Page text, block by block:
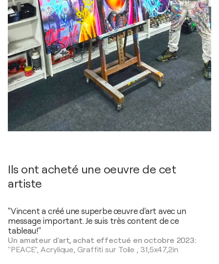
Ils ont acheté une oeuvre de cet
artiste
"Vincent a créé une superbe œuvre d'art avec un
message important. Je suis très content de ce
tableau!"
Un amateur d'art, achat effectué en octobre 2023:
"PEACE",Acrylique, Graffiti sur Toile , 31,5x47,2in